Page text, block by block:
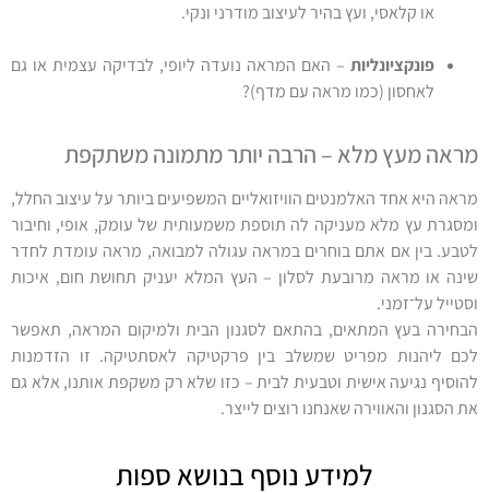
או קלאסי, ועץ בהיר לעיצוב מודרני ונקי.
פונקציונליות – האם המראה נועדה ליופי, לבדיקה עצמית או גם
לאחסון (כמו מראה עם מדף)?
מראה מעץ מלא – הרבה יותר מתמונה משתקפת
מראה היא אחד האלמנטים הוויזואליים המשפיעים ביותר על עיצוב החלל,
ומסגרת עץ מלא מעניקה לה תוספת משמעותית של עומק, אופי, וחיבור
לטבע. בין אם אתם בוחרים במראה עגולה למבואה, מראה עומדת לחדר
שינה או מראה מרובעת לסלון – העץ המלא יעניק תחושת חום, איכות
וסטייל על־זמני.
הבחירה בעץ המתאים, בהתאם לסגנון הבית ולמיקום המראה, תאפשר
לכם ליהנות מפריט שמשלב בין פרקטיקה לאסתטיקה. זו הזדמנות
להוסיף נגיעה אישית וטבעית לבית – כזו שלא רק משקפת אותנו, אלא גם
את הסגנון והאווירה שאנחנו רוצים לייצר.
למידע נוסף בנושא ספות